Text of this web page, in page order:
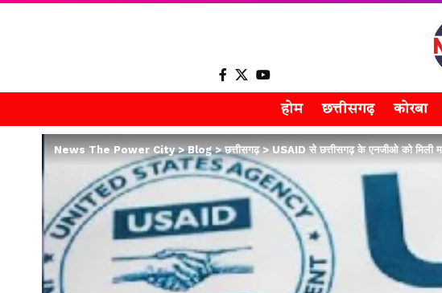
होम छत्तीसगढ़ कोरबा
News The Power City>Blog>छत्तीसगढ़>USAID से छत्तीसगढ़ के एनजीओ को मिली